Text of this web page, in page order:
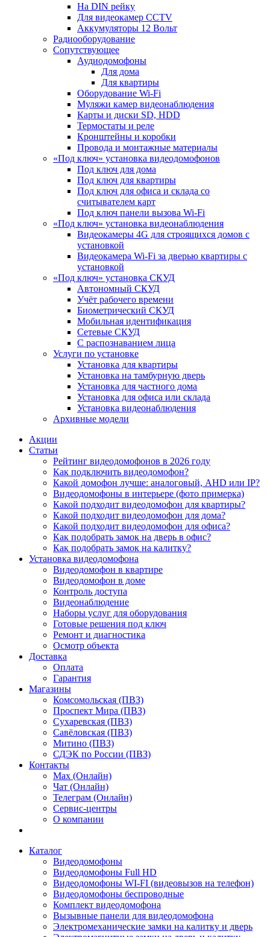
На DIN рейку
Для видеокамер CCTV
Аккумуляторы 12 Вольт
Радиооборудование
Сопутствующее
Аудиодомофоны
Для дома
Для квартиры
Оборудование Wi-Fi
Муляжи камер видеонаблюдения
Карты и диски SD, HDD
Термостаты и реле
Кронштейны и коробки
Провода и монтажные материалы
«Под ключ» установка видеодомофонов
Под ключ для дома
Под ключ для квартиры
Под ключ для офиса и склада со
считывателем карт
Под ключ панели вызова Wi-Fi
«Под ключ» установка видеонаблюдения
Видеокамеры 4G для строящихся домов с
установкой
Видеокамера Wi-Fi за дверью квартиры с
установкой
«Под ключ» установка СКУД
Автономный СКУД
Учёт рабочего времени
Биометрический СКУД
Мобильная идентификация
Сетевые СКУД
С распознаванием лица
Услуги по установке
Установка для квартиры
Установка на тамбурную дверь
Установка для частного дома
Установка для офиса или склада
Установка видеонаблюдения
Архивные модели
Акции
Статьи
Рейтинг видеодомофонов в 2026 году
Как подключить видеодомофон?
Какой домофон лучше: аналоговый, AHD или IP?
Видеодомофоны в интерьере (фото примерка)
Какой подходит видеодомофон для квартиры?
Какой подходит видеодомофон для дома?
Какой подходит видеодомофон для офиса?
Как подобрать замок на дверь в офис?
Как подобрать замок на калитку?
Установка видеодомофона
Видеодомофон в квартире
Видеодомофон в доме
Контроль доступа
Видеонаблюдение
Наборы услуг для оборудования
Готовые решения под ключ
Ремонт и диагностика
Осмотр объекта
Доставка
Оплата
Гарантия
Магазины
Комсомольская (ПВЗ)
Проспект Мира (ПВЗ)
Сухаревская (ПВЗ)
Савёловская (ПВЗ)
Митино (ПВЗ)
СДЭК по России (ПВЗ)
Контакты
Max (Онлайн)
Чат (Онлайн)
Телеграм (Онлайн)
Сервис-центры
О компании
Каталог
Видеодомофоны
Видеодомофоны Full HD
Видеодомофоны WI-FI (видеовызов на телефон)
Видеодомофоны беспроводные
Комплект видеодомофона
Вызывные панели для видеодомофона
Электромеханические замки на калитку и дверь